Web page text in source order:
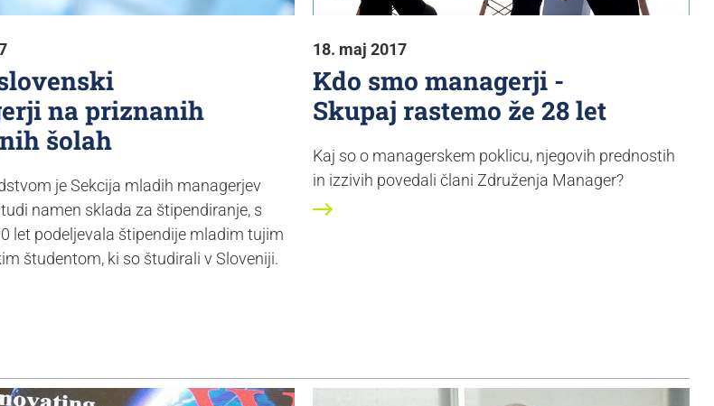
na priznanih
šolah
je Sekcija mladih managerjev
namen sklada za štipendiranje, s
let podeljevala štipendije mladim tujim
študentom, ki so študirali v Sloveniji.
18. maj 2017
Kdo smo managerji -
Skupaj rastemo že 28 let
Kaj so o managerskem poklicu, njegovih prednostih
in izzivih povedali člani Združenja Manager?